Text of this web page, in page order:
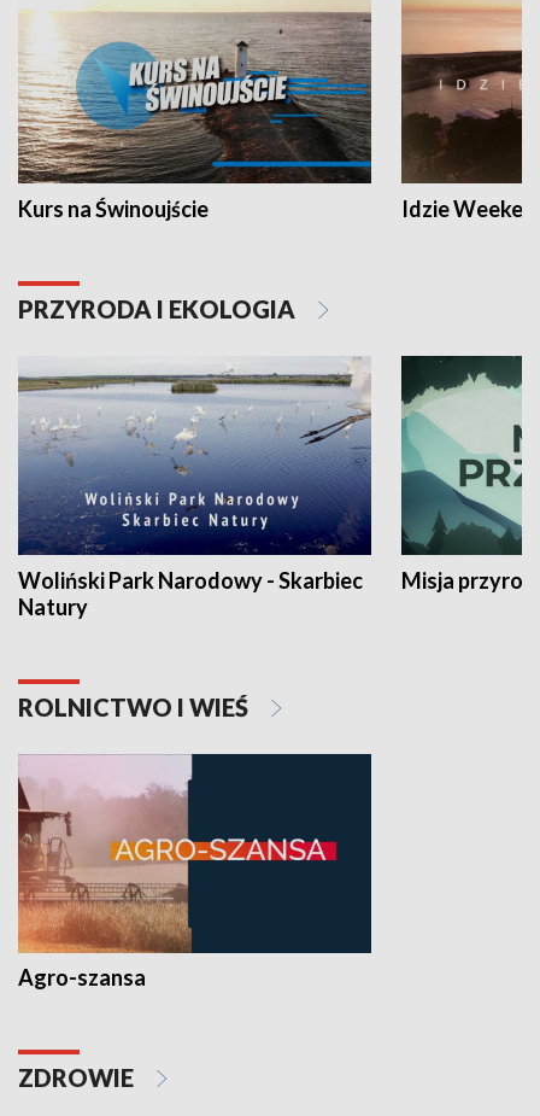
Kurs na Świnoujście Idzie
PRZYRODA I EKOLOGIA
Woliński Park Narodowy - Skarbiec
Natury
Misja
ROLNICTWO I WIEŚ
Agro-szansa
ZDROWIE